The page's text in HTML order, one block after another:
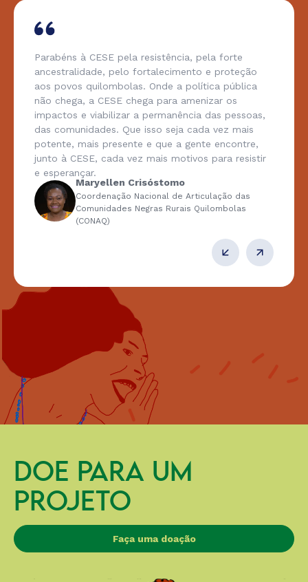
Parabéns à CESE pela resistência, pela forte
ancestralidade, pelo fortalecimento e proteção
aos povos quilombolas. Onde a política pública
não chega, a CESE chega para amenizar os
impactos e viabilizar a permanência das pessoas,
das comunidades. Que isso seja cada vez mais
potente, mais presente e que a gente encontre,
junto à CESE, cada vez mais motivos para resistir
e esperançar.
Maryellen Crisóstomo
Coordenação Nacional de Articulação das
Comunidades Negras Rurais Quilombolas
(CONAQ)
DOE PARA UM
PROJETO
Faça uma doação